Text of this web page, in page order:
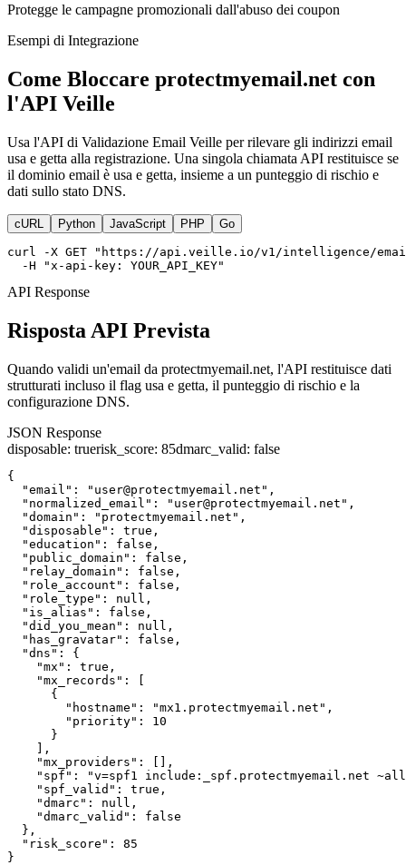
Protegge le campagne promozionali dall'abuso dei coupon
Esempi di Integrazione
Come Bloccare protectmyemail.net con
l'API Veille
Usa l'API di Validazione Email Veille per rilevare gli indirizzi email
usa e getta alla registrazione. Una singola chiamata API restituisce se
il dominio email è usa e getta, insieme a un punteggio di rischio e
dati sullo stato DNS.
cURL Python JavaScript PHP Go
curl -X GET "https://api.veille.io/v1/intelligence/
  -H "x-api-key: YOUR_API_KEY"
API Response
Risposta API Prevista
Quando validi un'email da protectmyemail.net, l'API restituisce dati
strutturati incluso il flag usa e getta, il punteggio di rischio e la
configurazione DNS.
JSON Response
disposable: truerisk_score: 85dmarc_valid: false
{
  "email": "user@protectmyemail.net",
  "normalized_email": "user@protectmyemail.net",
  "domain": "protectmyemail.net",
  "disposable": true,
  "education": false,
  "public_domain": false,
  "relay_domain": false,
  "role_account": false,
  "role_type": null,
  "is_alias": false,
  "did_you_mean": null,
  "has_gravatar": false,
  "dns": {
    "mx": true,
    "mx_records": [
      {
        "hostname": "mx1.protectmyemail.net",
        "priority": 10
      }
    ],
    "mx_providers": [],
"spf": "v=spf1 include:_spf.protectmyemail.net
    "spf_valid": true,
    "dmarc": null,
    "dmarc_valid": false
  },
  "risk_score": 85
}